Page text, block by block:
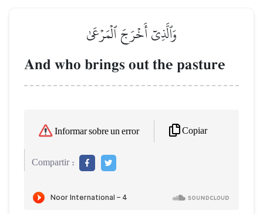
وَٱلَّذِيٓ أَخۡرَجَ ٱلۡمَرۡعَىٰ
And who brings out the pasture
Informar sobre un error Copiar
Compartir :